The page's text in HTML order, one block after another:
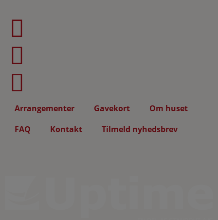
Arrangementer Gavekort
Om huset
FAQ
Kontakt Tilmeld nyhedsbrev